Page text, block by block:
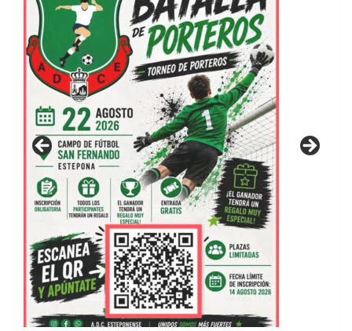
GUIA DE INSTALACIONES DEPORTIVAS